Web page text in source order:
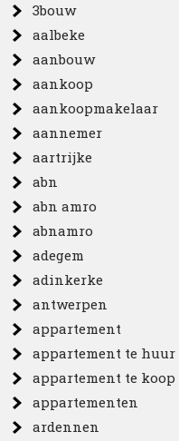
3bouw
aalbeke
aanbouw
aankoop
aankoopmakelaar
aannemer
aartrijke
abn
abn amro
abnamro
adegem
adinkerke
antwerpen
appartement
appartement te huur
appartement te koop
appartementen
ardennen